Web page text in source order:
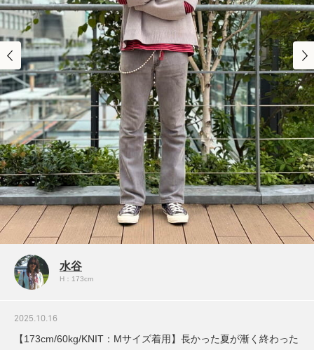
水谷
H：173cm
2025.10.16
【173cm/60kg/KNIT：Mサイズ着用】長かった夏が漸く終わった